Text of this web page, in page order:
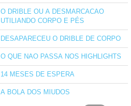
O DRIBLE OU A DESMARCACAO
UTILIANDO CORPO E PÉS
DESAPARECEU O DRIBLE DE CORPO
O QUE NAO PASSA NOS HIGHLIGHTS
14 MESES DE ESPERA
A BOLA DOS MIUDOS